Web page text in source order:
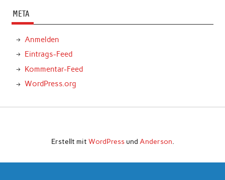
META
Anmelden
Eintrags-Feed
Kommentar-Feed
WordPress.org
Erstellt mit WordPressund Anderson.